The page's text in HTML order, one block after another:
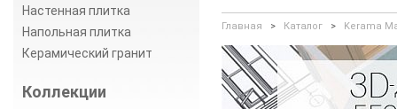
Настенная плитка
Напольная плитка
Керамический гранит
Коллекции
Главная > Каталог > Kerama